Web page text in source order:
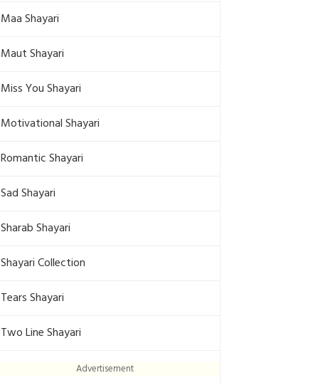
Maa Shayari
Maut Shayari
Miss You Shayari
Motivational Shayari
Romantic Shayari
Sad Shayari
Sharab Shayari
Shayari Collection
Tears Shayari
Two Line Shayari
Advertisement